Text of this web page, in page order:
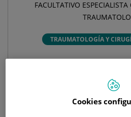
FACULTATIVO
TRAUMATOLOGÍA Y
Hospital Universitari General
Cookies